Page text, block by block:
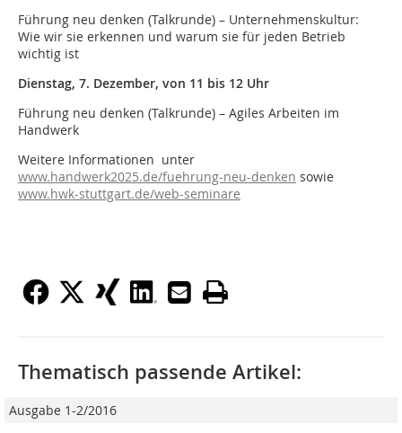
Führung neu denken (Talkrunde) – Unternehmenskultur:
Wie wir sie erkennen und warum sie für jeden Betrieb
wichtig ist
Dienstag, 7. Dezember, von 11 bis 12 Uhr
Führung neu denken (Talkrunde) – Agiles Arbeiten im
Handwerk
Weitere Informationen unter
www.handwerk2025.de/fuehrung-neu-denken sowie
www.hwk-stuttgart.de/web-seminare
Thematisch passende Artikel:
Ausgabe 1-2/2016